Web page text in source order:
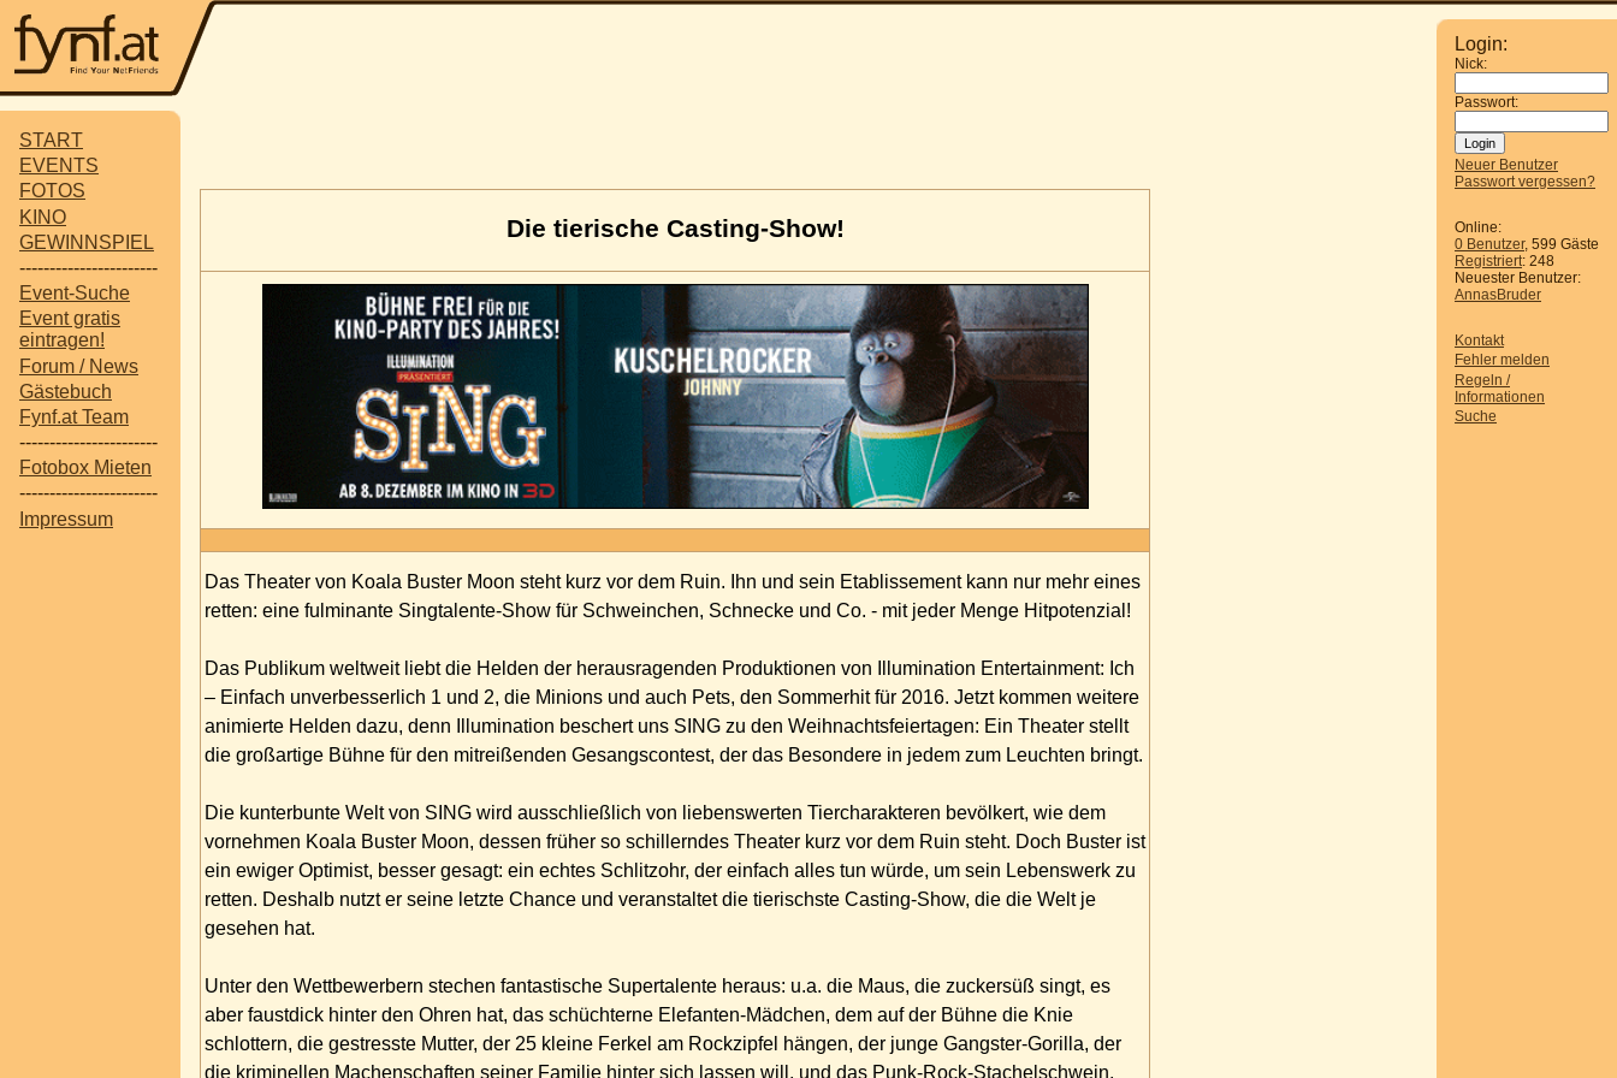
START
EVENTS
FOTOS
KINO
GEWINNSPIEL
-----------------------
Event-Suche
Event gratis
eintragen!
Forum / News
Gästebuch
Fynf.at Team
-----------------------
Fotobox Mieten
-----------------------
Impressum
Login:
Nick:
Passwort:
Neuer Benutzer
Passwort vergessen?
Online:
0 Benutzer, 599 Gäste
Registriert: 248
Neuester Benutzer:
AnnasBruder
Kontakt
Fehler melden
Regeln /
Informationen
Suche
Die tierische Casting-Show!
Das Theater von Koala Buster Moon steht kurz vor dem Ruin. Ihn und sein Etablissement kann nur mehr eines
retten: eine fulminante Singtalente-Show für Schweinchen, Schnecke und Co. - mit jeder Menge Hitpotenzial!
Das Publikum weltweit liebt die Helden der herausragenden Produktionen von Illumination Entertainment: Ich
– Einfach unverbesserlich 1 und 2, die Minions und auch Pets, den Sommerhit für 2016. Jetzt kommen weitere
animierte Helden dazu, denn Illumination beschert uns SING zu den Weihnachtsfeiertagen: Ein Theater stellt
die großartige Bühne für den mitreißenden Gesangscontest, der das Besondere in jedem zum Leuchten bringt.
Die kunterbunte Welt von SING wird ausschließlich von liebenswerten Tiercharakteren bevölkert, wie dem
vornehmen Koala Buster Moon, dessen früher so schillerndes Theater kurz vor dem Ruin steht. Doch Buster ist
ein ewiger Optimist, besser gesagt: ein echtes Schlitzohr, der einfach alles tun würde, um sein Lebenswerk zu
retten. Deshalb nutzt er seine letzte Chance und veranstaltet die tierischste Casting-Show, die die Welt je
gesehen hat.
Unter den Wettbewerbern stechen fantastische Supertalente heraus: u.a. die Maus, die zuckersüß singt, es
aber faustdick hinter den Ohren hat, das schüchterne Elefanten-Mädchen, dem auf der Bühne die Knie
schlottern, die gestresste Mutter, der 25 kleine Ferkel am Rockzipfel hängen, der junge Gangster-Gorilla, der
die kriminellen Machenschaften seiner Familie hinter sich lassen will, und das Punk-Rock-Stachelschwein,